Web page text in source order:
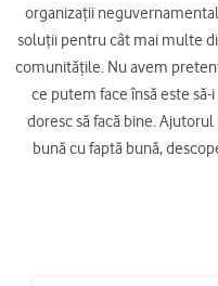
organizații
soluții pentru cât mai multe
comunitățile. Nu avem
ce putem face însă este
doresc să facă bine.
bună cu faptă bună,